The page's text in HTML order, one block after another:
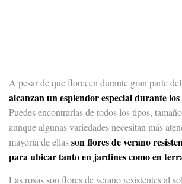
A pesar de que florecen durante gran parte
alcanzan un esplendor especial durante los
Puedes encontrarlas de todos los tipos,
aunque algunas variedades necesitan más
mayoría de ellasson flores de verano
para ubicar tanto en jardines como en
Las rosas son flores de verano resistentes al